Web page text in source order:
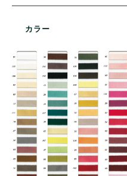
カラー